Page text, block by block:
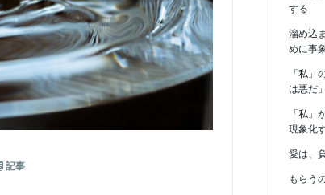
する
溜め込
めに事
「私
は悪だ
「私
現象化
愛は、
もらう
記事